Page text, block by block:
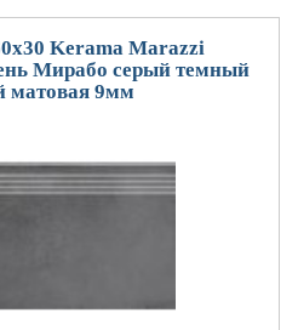
Kerama Marazzi
Мирабо серый темный
матовая 9мм